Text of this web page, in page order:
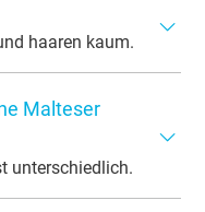
etwas Gutes.
haaren kaum.
Malteser
unterschiedlich.